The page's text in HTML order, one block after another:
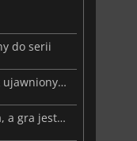
do serii
Plan rozwoju Civilization VII na 2025 rok ujawniony tuż przed premierą
Prace nad Civilization VII dobiegły końca, a gra jest gotowa do wysyłki